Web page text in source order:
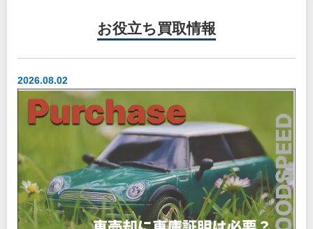
お役立ち 買取情報
2026.08.02